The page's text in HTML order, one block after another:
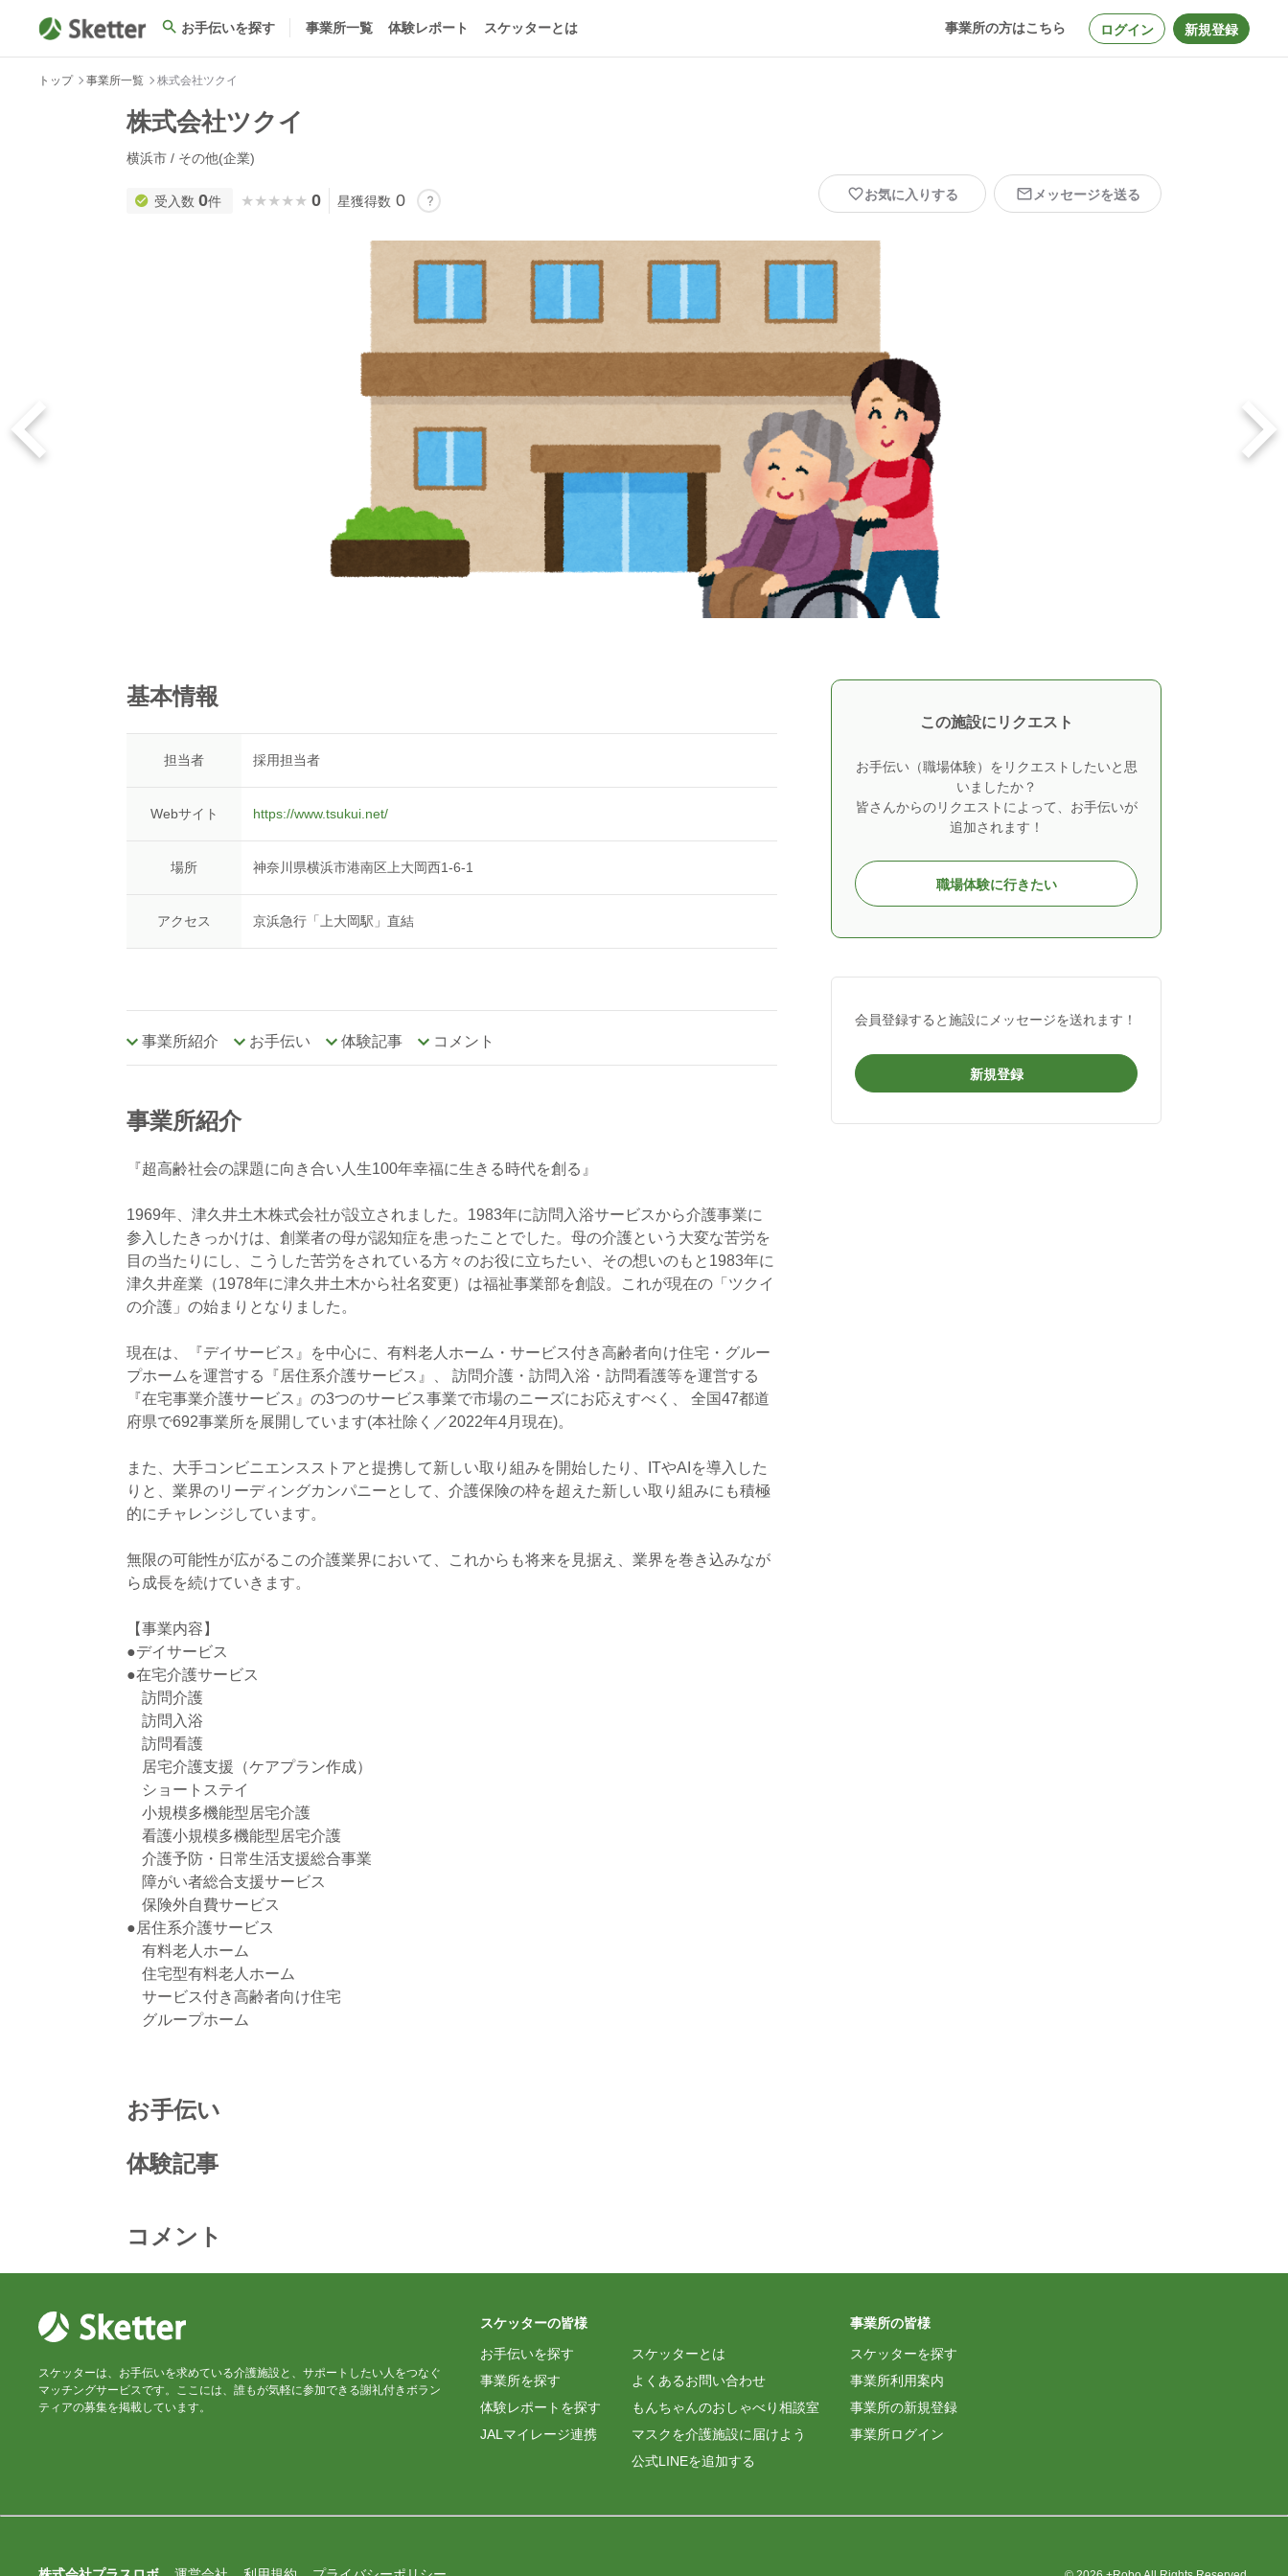
お手伝いを探す 事業所一覧 体験レポート スケッターとは 事業所の方はこちら ログイン 新規登録
トップ 事業所一覧 株式会社ツクイ
株式会社ツクイ
横浜市 / その他(企業)
受入数 0件 ★★★★★
★★★★★ 0 星獲得数 0 お気に入りする メッセージを送る
基本情報
担当者 採用担当者
Webサイト https://www.tsukui.net/
場所 神奈川県横浜市港南区上大岡西1-6-1
アクセス 京浜急行「上大岡駅」直結
事業所紹介 お手伝い 体験記事 コメント
事業所紹介
『超高齢社会の課題に向き合い人生100年幸福に生きる時代を創る』
1969年、津久井土木株式会社が設立されました。1983年に訪問入浴サービスから介護事業に
参入したきっかけは、創業者の母が認知症を患ったことでした。母の介護という大変な苦労を
目の当たりにし、こうした苦労をされている方々のお役に立ちたい、その想いのもと1983年に
津久井産業（1978年に津久井土木から社名変更）は福祉事業部を創設。これが現在の「ツクイ
の介護」の始まりとなりました。
現在は、『デイサービス』を中心に、有料老人ホーム・サービス付き高齢者向け住宅・グルー
プホームを運営する『居住系介護サービス』、 訪問介護・訪問入浴・訪問看護等を運営する
『在宅事業介護サービス』の3つのサービス事業で市場のニーズにお応えすべく、 全国47都道
府県で692事業所を展開しています(本社除く／2022年4月現在)。
また、大手コンビニエンスストアと提携して新しい取り組みを開始したり、ITやAIを導入した
りと、業界のリーディングカンパニーとして、介護保険の枠を超えた新しい取り組みにも積極
的にチャレンジしています。
無限の可能性が広がるこの介護業界において、これからも将来を見据え、業界を巻き込みなが
ら成長を続けていきます。
【事業内容】
●デイサービス
●在宅介護サービス
訪問介護
訪問入浴
訪問看護
居宅介護支援（ケアプラン作成）
ショートステイ
小規模多機能型居宅介護
看護小規模多機能型居宅介護
介護予防・日常生活支援総合事業
障がい者総合支援サービス
保険外自費サービス
●居住系介護サービス
有料老人ホーム
住宅型有料老人ホーム
サービス付き高齢者向け住宅
グループホーム
お手伝い
体験記事
コメント
この施設にリクエスト
お手伝い（職場体験）をリクエストしたいと思
いましたか？
皆さんからのリクエストによって、お手伝いが
追加されます！
職場体験に行きたい
会員登録すると施設にメッセージを送れます！
新規登録
スケッターは、お手伝いを求めている介護施設と、サポートしたい人をつなぐ
マッチングサービスです。ここには、誰もが気軽に参加できる謝礼付きボラン
ティアの募集を掲載しています。
スケッターの皆様
お手伝いを探す
事業所を探す
体験レポートを探す
JALマイレージ連携
スケッターとは
よくあるお問い合わせ
もんちゃんのおしゃべり相談室
マスクを介護施設に届けよう
公式LINEを追加する
事業所の皆様
スケッターを探す
事業所利用案内
事業所の新規登録
事業所ログイン